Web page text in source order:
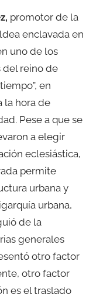
promotor de la
enclavada en
uno de los
del reino de
en
la hora de
Pese a que se
a elegir
eclesiástica,
permite
urbana y
urbana,
de la
generales
otro factor
otro factor
es el traslado